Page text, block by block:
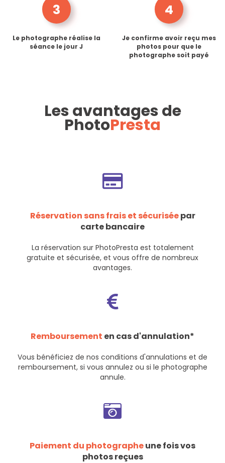
3
Le photographe réalise la
séance le jour J
4
Je confirme avoir reçu mes
photos pour que le
photographe soit payé
Les avantages de
PhotoPresta
Réservation sans frais et sécuriséepar
carte bancaire
La réservation sur PhotoPresta est totalement
gratuite et sécurisée, et vous offre de nombreux
avantages.
Remboursement en cas d'annulation*
Vous bénéficiez de nos conditions d'annulations et de
remboursement, si vous annulez ou si le photographe
annule.
Paiement du photographeune fois vos
photos reçues